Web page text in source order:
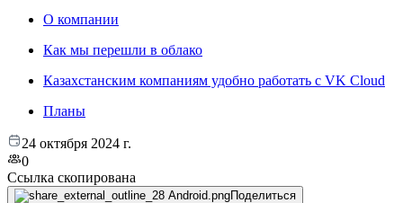
О компании
Как мы перешли в облако
Казахстанским компаниям удобно работать с VK Cloud
Планы
24 октября 2024 г.
0
Ссылка скопирована
Поделиться